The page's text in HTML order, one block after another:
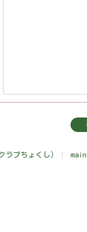
ラブちょくし） main